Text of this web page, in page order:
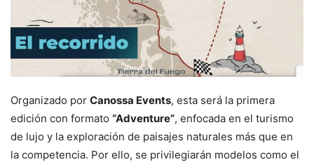
Organizado por Canossa Events, esta será la primera
edición con formato “Adventure”, enfocada en el turismo
de lujo y la exploración de paisajes naturales más que en
la competencia. Por ello, se privilegiarán modelos como el